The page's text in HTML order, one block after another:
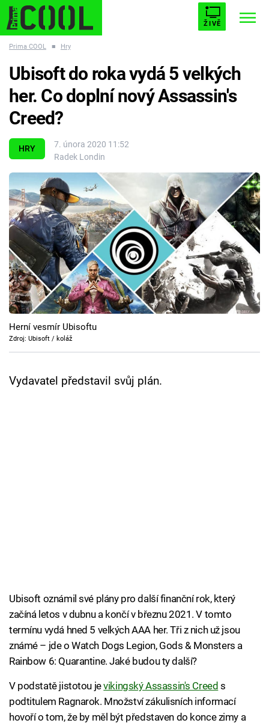
ŽIVĚ
ESCAPE PLNEJ KOTEL AVENGERS 5
Témata
Filmy
Seriály
Hry
Cool Esport
Pořady
TV Program
Prima COOL ■ Hry
HRY
7. února 2020 11:52
Radek Londin
Ubisoft do roka vydá 5 velkých
her. Co doplní nový Assassin's
Creed?
Herní vesmír Ubisoftu
Zdroj: Ubisoft / koláž
Vydavatel představil svůj plán.
Ubisoft oznámil své plány pro další finanční rok, který
začíná letos v dubnu a končí v březnu 2021. V tomto
termínu vydá hned 5 velkých AAA her. Tři z nich už jsou
známé – jde o Watch Dogs Legion, Gods & Monsters a
Rainbow 6: Quarantine. Jaké budou ty další?
V podstatě jistotou jevikingský Assassin's Creed s
podtitulem Ragnarok. Množství zákulisních informací
hovoří o tom, že by měl být představen do konce zimy a